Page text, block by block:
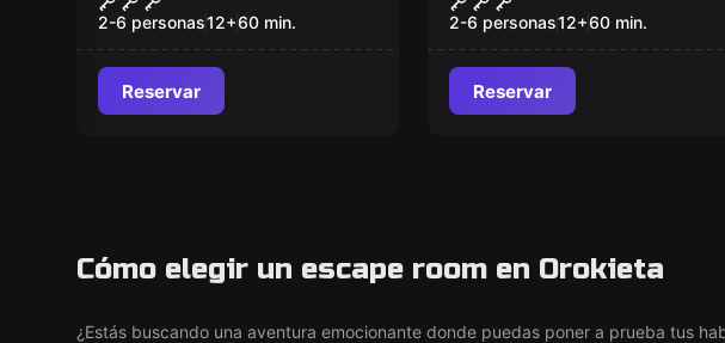
2-6 personas12+60 min.
Reservar
2-6 personas12+60 min.
Reservar
Cómo elegir un escape room en Orokieta
¿Estás buscando una aventura emocionante donde puedas poner a prueba tus